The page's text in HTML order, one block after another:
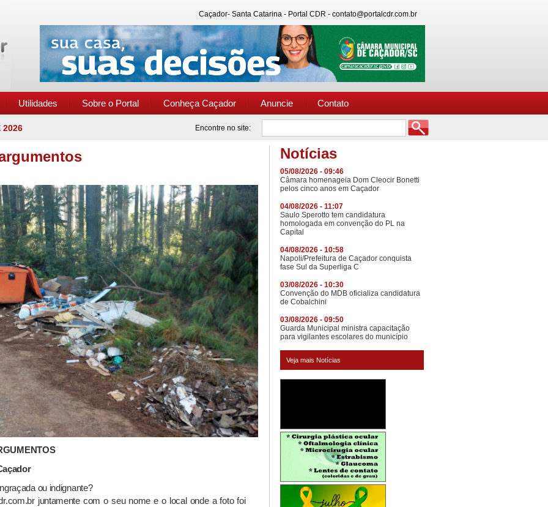
Caçador- Santa Catarina - Portal CDR - contato@portalcdr.com.br
Utilidades Sobre o Portal Conheça Caçador Anuncie Contato
2026 Encontre no site:
ou indignante?
juntamente com o seu nome e o local onde a foto foi
Notícias
05/08/2026 - 09:46
Câmara homenageia Dom Cleocir Bonetti
pelos cinco anos em Caçador
04/08/2026 - 11:07
Saulo Sperotto tem candidatura
homologada em convenção do PL na
Capital
04/08/2026 - 10:58
Napoli/Prefeitura de Caçador conquista
fase Sul da Superliga C
03/08/2026 - 10:30
Convenção do MDB oficializa candidatura
de Cobalchini
03/08/2026 - 09:50
Guarda Municipal ministra capacitação
para vigilantes escolares do município
Veja mais Notícias